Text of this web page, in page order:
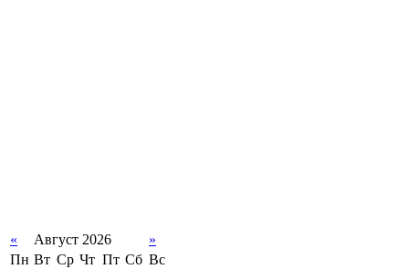
« Август 2026
»
Пн Вт Ср Чт Пт Сб Вс